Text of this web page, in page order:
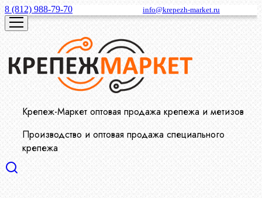
8 (812) 988-79-70 info@krepezh-market.ru
Крепеж-Маркет оптовая продажа крепежа и метизов
Производство и оптовая продажа специального
крепежа